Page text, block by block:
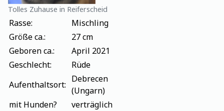
Tolles Zuhause in Reiferscheid
Rasse:
Mischling
Größe ca.:
27 cm
Geboren ca.:
April 2021
Geschlecht:
Rüde
Aufenthaltsort:
Debrecen
(Ungarn)
mit Hunden?
verträglich